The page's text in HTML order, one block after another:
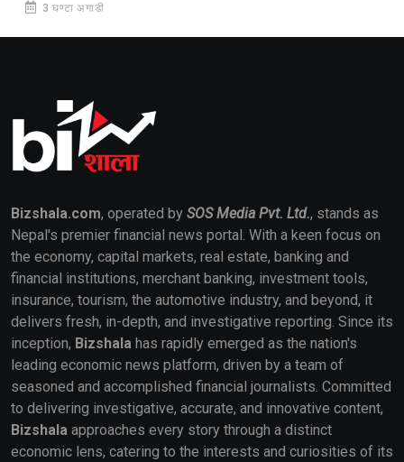
3 घण्टा अगाडी
Bizshala.com, operated by SOS Media Pvt. Ltd., stands as
Nepal's premier financial news portal. With a keen focus on
the economy, capital markets, real estate, banking and
financial institutions, merchant banking, investment tools,
insurance, tourism, the automotive industry, and beyond, it
delivers fresh, in-depth, and investigative reporting. Since its
inception, Bizshala has rapidly emerged as the nation's
leading economic news platform, driven by a team of
seasoned and accomplished financial journalists. Committed
to delivering investigative, accurate, and innovative content,
Bizshala approaches every story through a distinct
economic lens, catering to the interests and curiosities of its